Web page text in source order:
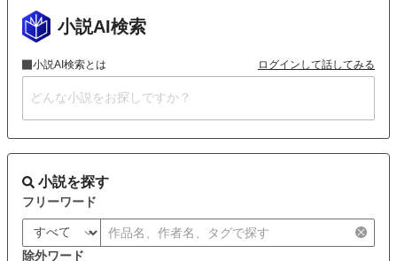
小説AI検索
小説AI検索とは ログインして話してみる
小説を探す
フリーワード
除外ワード